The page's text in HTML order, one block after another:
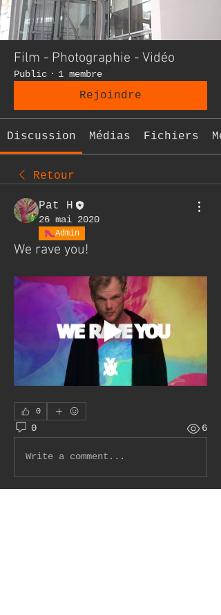
Film - Photographie - Vidéo
Public · 1 membre
Rejoindre
Discussion Médias Fichiers
Retour
Pat H
26 mai 2020
Admin
We rave you!
0
0 6
Write a comment...